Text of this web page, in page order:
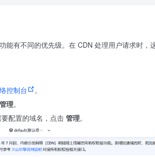
能有不同的优先级。在 CDN 处理用户请求时，
控制台
。
理。
配置的域名，点击 管理。